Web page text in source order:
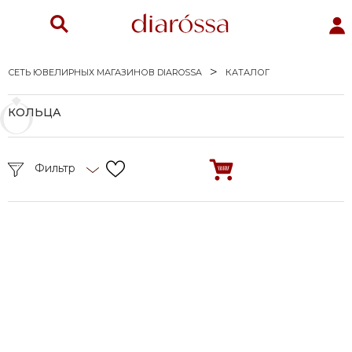
СЕТЬ ЮВЕЛИРНЫХ МАГАЗИНОВ DIAROSSA КАТАЛОГ
КОЛЬЦА
Фильтр